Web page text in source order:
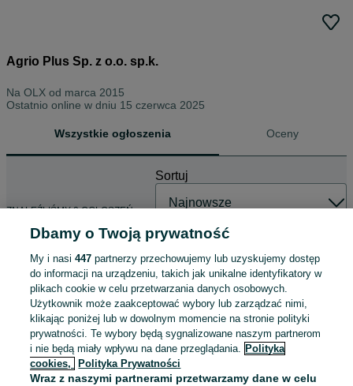
Agrio Plus Sp. z o.o. sp.k.
Na OLX od marca 2015
Ostatnio online w dniu 15 czerwca 2025
Wszystkie ogłoszenia Oceny
ZNALEŹLIŚMY 0 OGŁOSZEŃ
Sortuj
Dbamy o Twoją prywatność
My i nasi447 partnerzy przechowujemy lub uzyskujemy dostęp
do informacji na urządzeniu, takich jak unikalne identyfikatory w
plikach cookie w celu przetwarzania danych osobowych.
Użytkownik może zaakceptować wybory lub zarządzać nimi,
klikając poniżej lub w dowolnym momencie na stronie polityki
prywatności. Te wybory będą sygnalizowane naszym partnerom
i nie będą miały wpływu na dane przeglądania. Polityka
cookies,
Polityka Prywatności
Wraz z naszymi partnerami przetwarzamy dane w celu